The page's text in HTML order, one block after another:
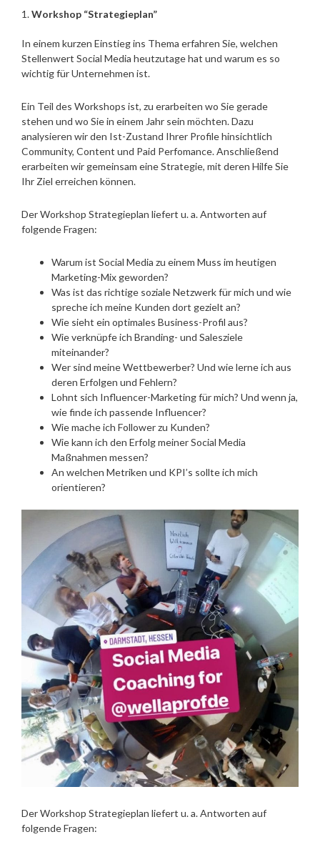
1.Workshop “Strategieplan”
In einem kurzen Einstieg ins Thema erfahren Sie, welchen
Stellenwert Social Media heutzutage hat und warum es so
wichtig für Unternehmen ist.
Ein Teil des Workshops ist, zu erarbeiten wo Sie gerade
stehen und wo Sie in einem Jahr sein möchten. Dazu
analysieren wir den Ist-Zustand Ihrer Profile hinsichtlich
Community, Content und Paid Perfomance. Anschließend
erarbeiten wir gemeinsam eine Strategie, mit deren Hilfe Sie
Ihr Ziel erreichen können.
Der Workshop Strategieplan liefert u. a. Antworten auf
folgende Fragen:
Warum ist Social Media zu einem Muss im heutigen
Marketing-Mix geworden?
Was ist das richtige soziale Netzwerk für mich und wie
spreche ich meine Kunden dort gezielt an?
Wie sieht ein optimales Business-Profil aus?
Wie verknüpfe ich Branding- und Salesziele
miteinander?
Wer sind meine Wettbewerber? Und wie lerne ich aus
deren Erfolgen und Fehlern?
Lohnt sich Influencer-Marketing für mich? Und wenn ja,
wie finde ich passende Influencer?
Wie mache ich Follower zu Kunden?
Wie kann ich den Erfolg meiner Social Media
Maßnahmen messen?
An welchen Metriken und KPI’s sollte ich mich
orientieren?
Der Workshop Strategieplan liefert u. a. Antworten auf
folgende Fragen: